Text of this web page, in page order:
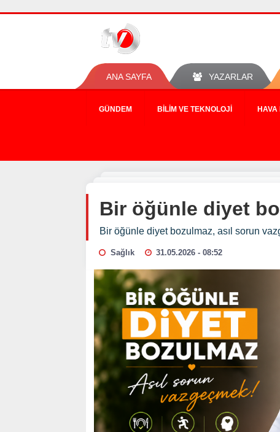
ANA SAYFA YAZARLAR
GÜNDEM BILIM VE TEKNOLOJI HAVA
Bir öğünle diyet
Bir öğünle diyet bozulmaz, asıl sorun
Sağlık 31.05.2026 - 08:52